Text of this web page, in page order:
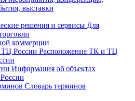
выставки
решения и сервисы Для
коммерции
России Расположение ТК и ТЦ
Информация об объектах
Словарь терминов